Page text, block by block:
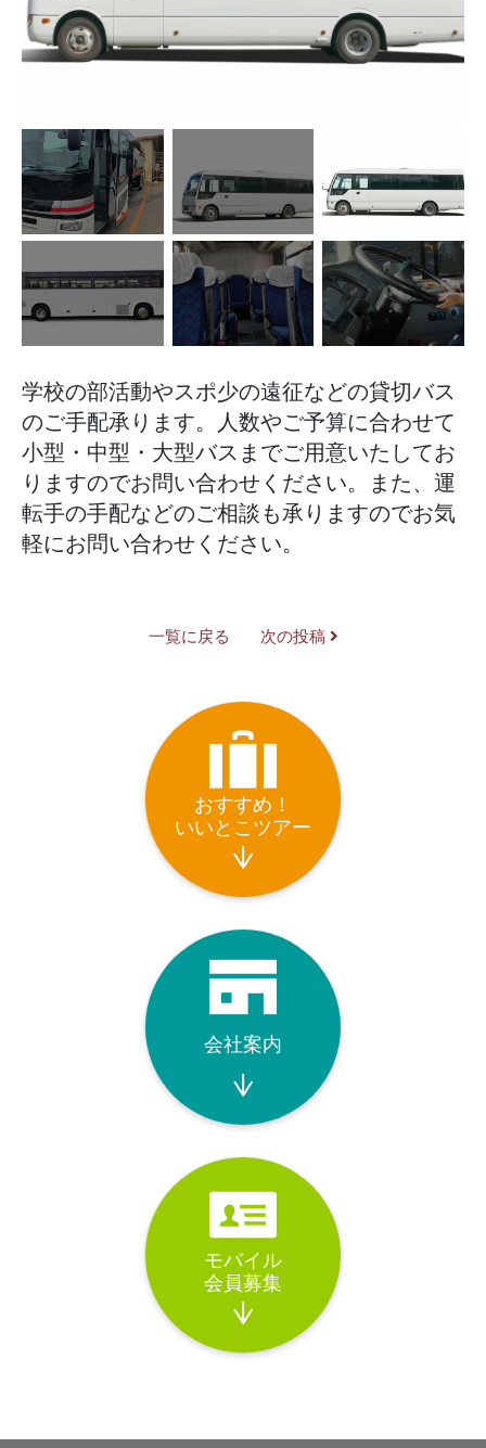
学校の部活動やスポ少の遠征などの貸切バス
のご手配承ります。人数やご予算に合わせて
小型・中型・大型バスまでご用意いたしてお
りますのでお問い合わせください。また、運
転手の手配などのご相談も承りますのでお気
軽にお問い合わせください。
一覧に戻る 次の投稿
おすすめ！
いいとこツアー
会社案内
モバイル
会員募集